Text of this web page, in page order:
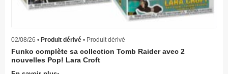
02/08/26 • Produit dérivé • Produit dérivé
Funko complète sa collection Tomb Raider avec 2
nouvelles Pop! Lara Croft